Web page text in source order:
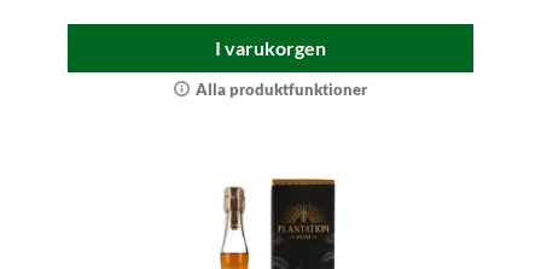
I varukorgen
Alla produktfunktioner